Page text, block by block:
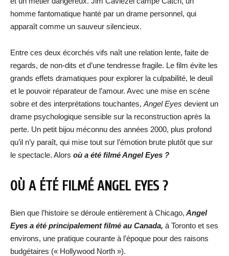
homme fantomatique hanté par un drame personnel, qui
apparaît comme un sauveur silencieux.
Entre ces deux écorchés vifs naît une relation lente, faite de
regards, de non-dits et d’une tendresse fragile. Le film évite les
grands effets dramatiques pour explorer la culpabilité, le deuil
et le pouvoir réparateur de l’amour. Avec une mise en scène
sobre et des interprétations touchantes, Angel Eyes devient un
drame psychologique sensible sur la reconstruction après la
perte. Un petit bijou méconnu des années 2000, plus profond
qu’il n’y paraît, qui mise tout sur l’émotion brute plutôt que sur
le spectacle. Alors où a été filmé Angel Eyes ?
OÙ A ÉTÉ FILMÉ ANGEL EYES ?
Bien que l’histoire se déroule entièrement à Chicago, Angel
Eyes a été principalement filmé au Canada, à Toronto et ses
environs, une pratique courante à l’époque pour des raisons
budgétaires (« Hollywood North »).